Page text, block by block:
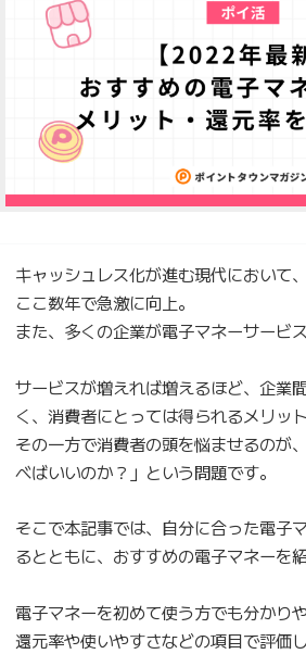
キャッシュレス化が進む現代において
ここ数年で急激に向上。
また、多くの企業が電子マネーサービ
サービスが増えれば増えるほど、企業
く、消費者にとっては得られるメリッ
その一方で消費者の頭を悩ませるのが
べばいいのか？」という問題です。
そこで本記事では、自分に合った電子
るとともに、おすすめの電子マネーを
電子マネーを初めて使う方でも分かり
還元率や使いやすさなどの項目で評価